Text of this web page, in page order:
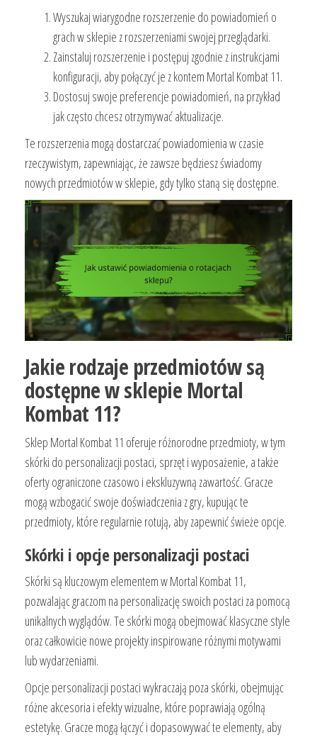
Wyszukaj wiarygodne rozszerzenie do powiadomień o
grach w sklepie z rozszerzeniami swojej przeglądarki.
Zainstaluj rozszerzenie i postępuj zgodnie z instrukcjami
konfiguracji, aby połączyć je z kontem Mortal Kombat 11.
Dostosuj swoje preferencje powiadomień, na przykład
jak często chcesz otrzymywać aktualizacje.
Te rozszerzenia mogą dostarczać powiadomienia w czasie
rzeczywistym, zapewniając, że zawsze będziesz świadomy
nowych przedmiotów w sklepie, gdy tylko staną się dostępne.
Jakie rodzaje przedmiotów są
dostępne w sklepie Mortal
Kombat 11?
Sklep Mortal Kombat 11 oferuje różnorodne przedmioty, w tym
skórki do personalizacji postaci, sprzęt i wyposażenie, a także
oferty ograniczone czasowo i ekskluzywną zawartość. Gracze
mogą wzbogacić swoje doświadczenia z gry, kupując te
przedmioty, które regularnie rotują, aby zapewnić świeże opcje.
Skórki i opcje personalizacji postaci
Skórki są kluczowym elementem w Mortal Kombat 11,
pozwalając graczom na personalizację swoich postaci za pomocą
unikalnych wyglądów. Te skórki mogą obejmować klasyczne style
oraz całkowicie nowe projekty inspirowane różnymi motywami
lub wydarzeniami.
Opcje personalizacji postaci wykraczają poza skórki, obejmując
różne akcesoria i efekty wizualne, które poprawiają ogólną
estetykę. Gracze mogą łączyć i dopasowywać te elementy, aby